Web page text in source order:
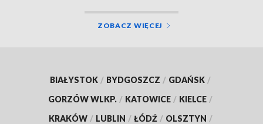
ZOBACZ WIĘCEJ
BIAŁYSTOK / BYDGOSZCZ / GDAŃSK /
GORZÓW WLKP. / KATOWICE / KIELCE /
KRAKÓW / LUBLIN / ŁÓDŹ / OLSZTYN /